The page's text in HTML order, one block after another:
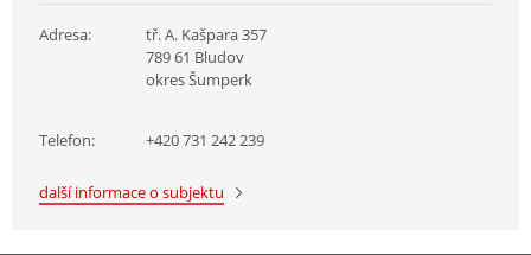
Adresa:
tř. A. Kašpara 357
789 61 Bludov
okres Šumperk
Telefon: +420 731 242 239
další informace o subjektu